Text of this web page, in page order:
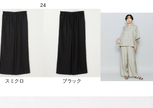
24
スミクロ ブラック